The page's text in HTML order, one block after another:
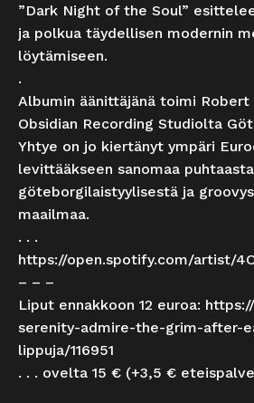
”Dark Night of the Soul”
ja polkua täydellisen modernin
löytämiseen.
.
Albumin äänittäjänä toimi
Obsidian Recording Studiolta
Yhtye on jo kiertänyt ympäri
levittääkseen sanomaa
göteborgilaistyylisestä ja
maailmaa.
. . .
https://open.spotify.com/artist/
– – –
Liput ennakkoon 12 euroa:
serenity-admire-the-grim-after-
lippuja/116951
. . . ovelta 15 € (+3,5 €